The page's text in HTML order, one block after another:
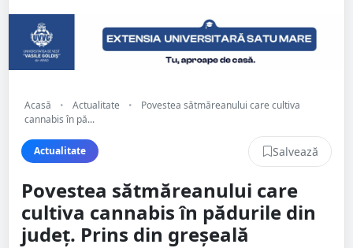
Acasă • Actualitate •
Povestea sătmăreanului care cultiva
cannabis în pă...
Actualitate Salvează
Povestea sătmăreanului care
cultiva cannabis în pădurile din
județ. Prins din greșeală